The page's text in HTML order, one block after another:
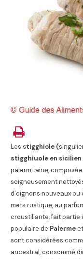
Les stigghiole (
stigghiuole en sicilien
palermitaine,
soigneusement
d’oignons nouveaux
mets rustique, au
croustillante, fait partie
populaire de Palerme
sont considérées
ancestral, consommé